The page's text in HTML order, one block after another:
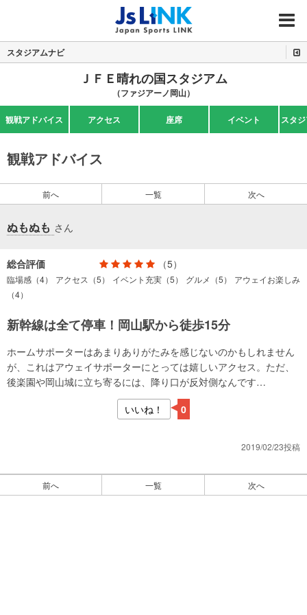
MENU
スタジアムナビ
ＪＦＥ晴れの国スタジアム
（ファジアーノ岡山）
観戦アドバイス アクセス 座席 イベント スタ
観戦アドバイス
前へ 一覧 次へ
ぬもぬも さん
総合評価 （5）
臨場感（4） アクセス（5） イベント充実（5） グルメ（5）
アウェイお楽しみ
（4）
新幹線は全て停車！岡山駅から徒歩15分
ホームサポーターはあまりありがたみを感じないのかもしれません
が、これはアウェイサポーターにとっては嬉しいアクセス。ただ、
後楽園や岡山城に立ち寄るには、降り口が反対側なんです…
いいね！
0
2019/02/23投稿
前へ 一覧 次へ